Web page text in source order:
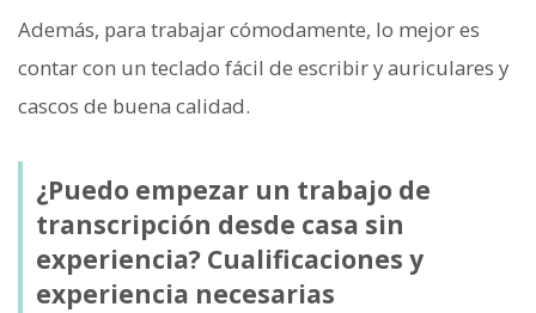
Además, para trabajar cómodamente, lo mejor es
contar con un teclado fácil de escribir y auriculares y
cascos de buena calidad.
¿Puedo empezar un trabajo de
transcripción desde casa sin
experiencia? Cualificaciones y
experiencia necesarias